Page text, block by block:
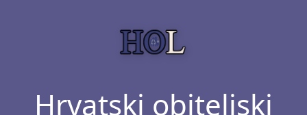
Hrvatski obiteljski